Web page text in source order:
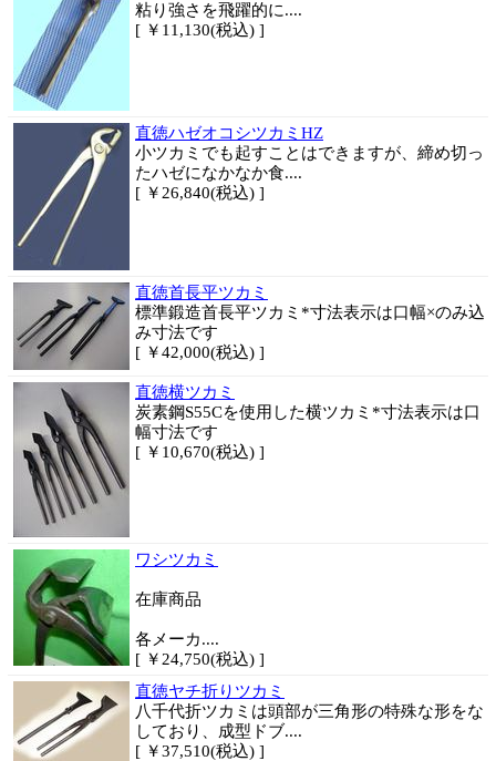
粘り強さを飛躍的に....
[ ￥11,130(税込) ]
直徳ハゼオコシツカミHZ
小ツカミでも起すことはできますが、締め切っ
たハゼになかなか食....
[ ￥26,840(税込) ]
直徳首長平ツカミ
標準鍛造首長平ツカミ*寸法表示は口幅×のみ込
み寸法です
[ ￥42,000(税込) ]
直徳横ツカミ
炭素鋼S55Cを使用した横ツカミ*寸法表示は口
幅寸法です
[ ￥10,670(税込) ]
ワシツカミ
在庫商品
各メーカ....
[ ￥24,750(税込) ]
直徳ヤチ折りツカミ
八千代折ツカミは頭部が三角形の特殊な形をな
しており、成型ドブ....
[ ￥37,510(税込) ]